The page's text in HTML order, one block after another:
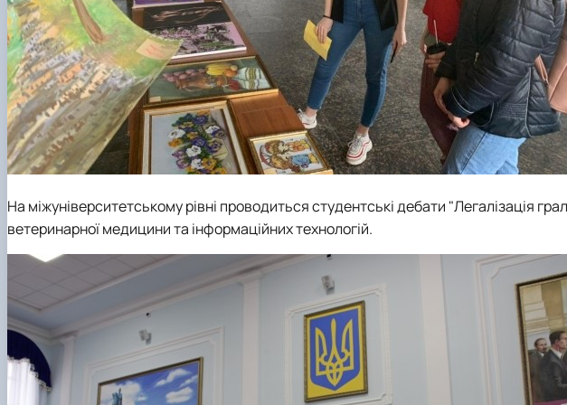
На міжуніверситетському рівні проводиться студентські дебати "Легалізація
ветеринарної медицини та інформаційних технологій.